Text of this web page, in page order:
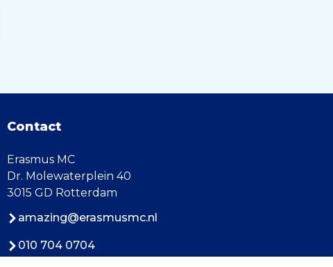
Contact
Erasmus MC
Dr. Molewaterplein 40
3015 GD Rotterdam
amazing@erasmusmc.nl
010 704 0704